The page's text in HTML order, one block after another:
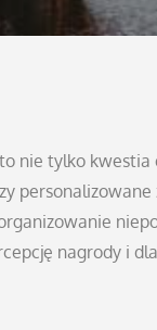
nie tylko
nagrody i